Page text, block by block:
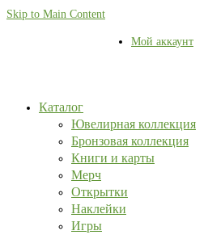
Skip to Main Content
Мой аккаунт
Каталог
Ювелирная коллекция
Бронзовая коллекция
Книги и карты
Мерч
Открытки
Наклейки
Игры